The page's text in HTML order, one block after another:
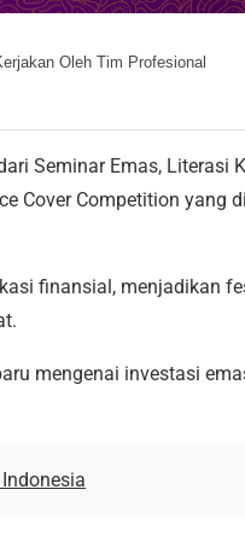
Oleh Tim Profesional
Seminar Emas, Literasi
Cover Competition yang
finansial, menjadikan
mengenai investasi